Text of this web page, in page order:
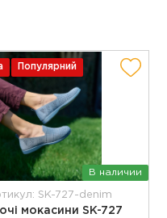
Популярний
В наличии
SK-727-denim
мокасини SK-727